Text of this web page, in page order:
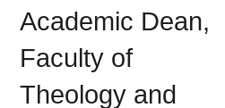
Academic Dean,
Faculty of
Theology and